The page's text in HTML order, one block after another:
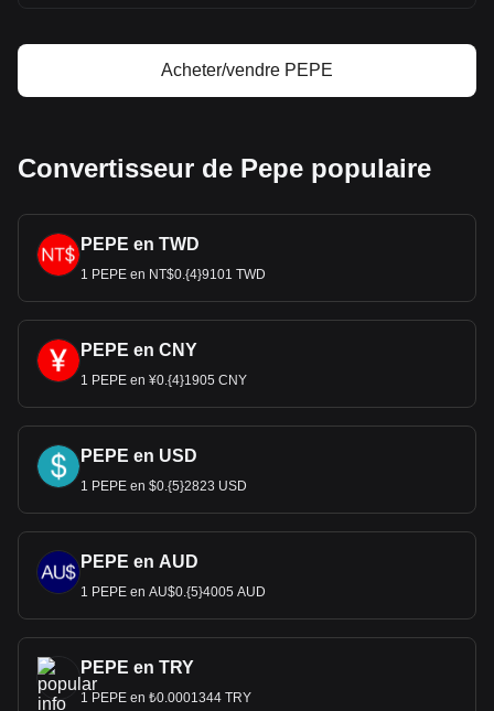
Acheter/vendre PEPE
Convertisseur de Pepe populaire
PEPE en TWD
1 PEPE en NT$0.{4}9101 TWD
PEPE en CNY
1 PEPE en ¥0.{4}1905 CNY
PEPE en USD
1 PEPE en $0.{5}2823 USD
PEPE en AUD
1 PEPE en AU$0.{5}4005 AUD
PEPE en TRY
1 PEPE en ₺0.0001344 TRY